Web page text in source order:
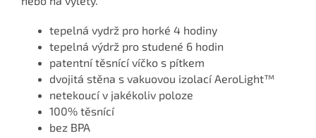
tepelná vydrž pro horké 4 hodiny
tepelná výdrž pro studené 6 hodin
patentní těsnící víčko s pítkem
dvojitá stěna s vakuovou izolací AeroLight™
netekoucí v jakékoliv poloze
100% těsnící
bez BPA